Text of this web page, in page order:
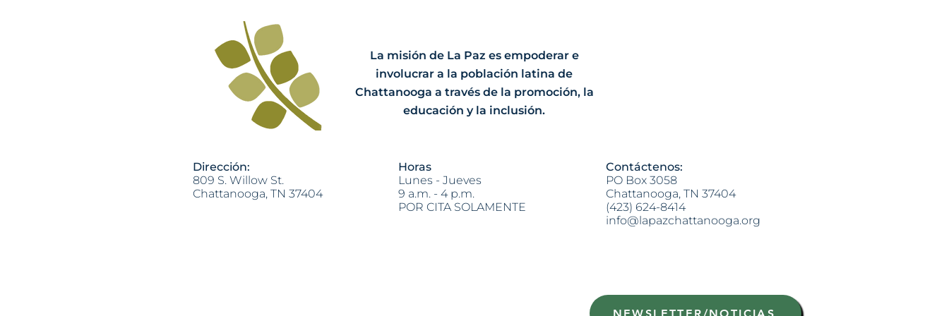
La misión de La Paz es empoderar e
involucrar a la población latina de
Chattanooga a través de la promoción, la
educación y la inclusión.
Dirección:
809 S. Willow St.
Chattanooga, TN 37404
Horas
Lunes - Jueves
9 a.m. - 4 p.m.
POR CITA SOLAMENTE
Contáctenos:
PO Box 3058
Chattanooga, TN 37404
(423) 624-8414
info@lapazchattanooga.org
NEWSLETTER/NOTICIAS